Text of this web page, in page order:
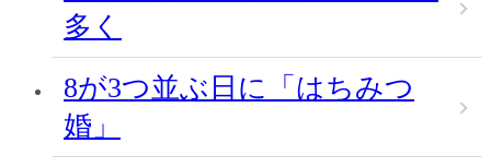
多く
8が3つ並ぶ日に「はちみつ
婚」